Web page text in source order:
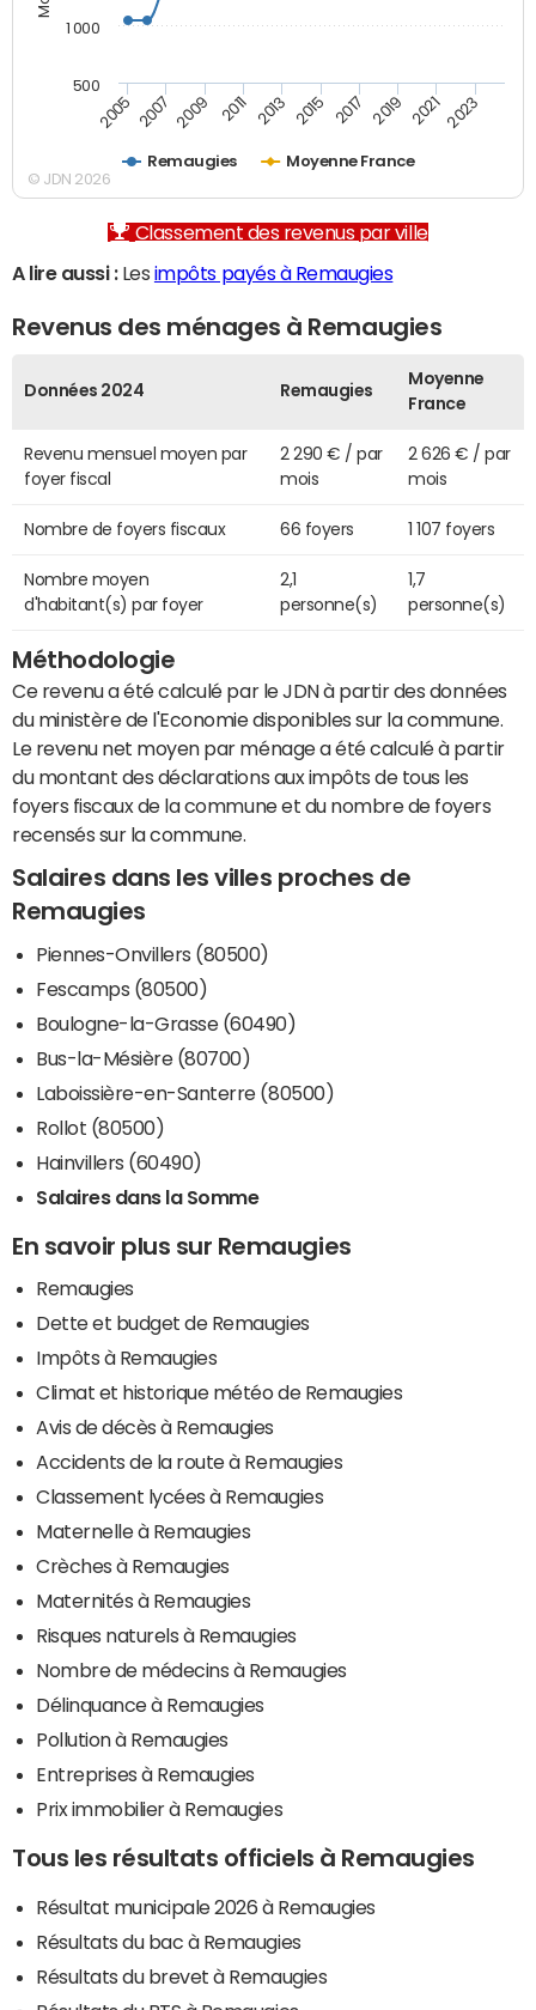
Remaugies Moyenne France
2005 2007 2009 2011 2013 2015 2017 2019 2021 2023
500
1 000
© JDN 2026
Classement des revenus par ville
A lire aussi :Les impôts payés à Remaugies
Revenus des ménages à Remaugies
Données 2024 Remaugies
Moyenne
France
Revenu mensuel moyen par
foyer fiscal
2 290 € / par
mois
2 626 € / par
mois
Nombre de foyers fiscaux 66 foyers 1 107 foyers
Nombre moyen
d'habitant(s) par foyer
2,1
personne(s)
1,7
personne(s)
Méthodologie
Ce revenu a été calculé par le JDN à partir des données
du ministère de l'Economie disponibles sur la commune.
Le revenu net moyen par ménage a été calculé à partir
du montant des déclarations aux impôts de tous les
foyers fiscaux de la commune et du nombre de foyers
recensés sur la commune.
Salaires dans les villes proches de
Remaugies
Piennes-Onvillers (80500)
Fescamps (80500)
Boulogne-la-Grasse (60490)
Bus-la-Mésière (80700)
Laboissière-en-Santerre (80500)
Rollot (80500)
Hainvillers (60490)
Salaires dans la Somme
En savoir plus sur Remaugies
Remaugies
Dette et budget de Remaugies
Impôts à Remaugies
Climat et historique météo de Remaugies
Avis de décès à Remaugies
Accidents de la route à Remaugies
Classement lycées à Remaugies
Maternelle à Remaugies
Crèches à Remaugies
Maternités à Remaugies
Risques naturels à Remaugies
Nombre de médecins à Remaugies
Délinquance à Remaugies
Pollution à Remaugies
Entreprises à Remaugies
Prix immobilier à Remaugies
Tous les résultats officiels à Remaugies
Résultat municipale 2026 à Remaugies
Résultats du bac à Remaugies
Résultats du brevet à Remaugies